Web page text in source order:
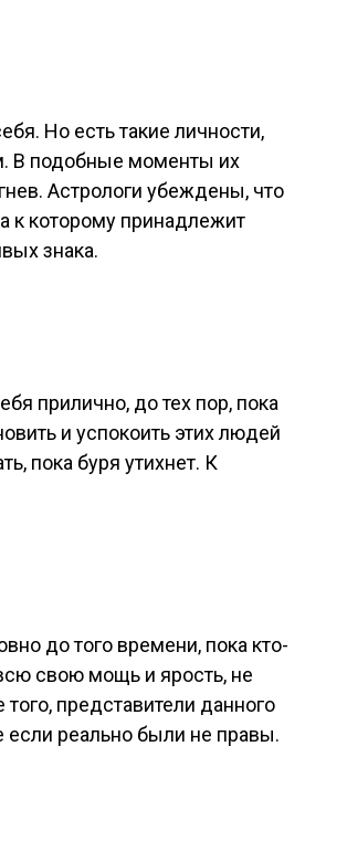
Но есть такие личности,
В подобные моменты их
Астрологи убеждены, что
к которому принадлежит
знака.
прилично, до тех пор, пока
и успокоить этих людей
пока буря утихнет. К
до того времени, пока кто-
свою мощь и ярость, не
представители данного
если реально были не правы.